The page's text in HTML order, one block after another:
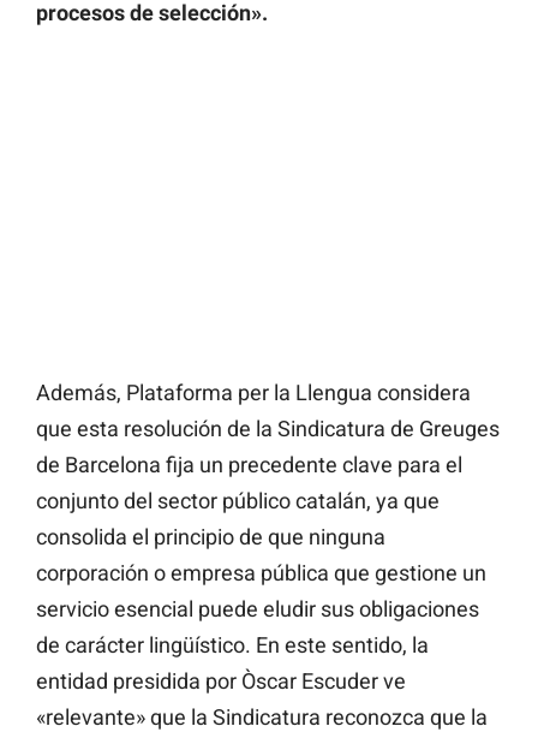
procesos de selección».
Además, Plataforma per la Llengua considera
que esta resolución de la Sindicatura de Greuges
de Barcelona fija un precedente clave para el
conjunto del sector público catalán, ya que
consolida el principio de que ninguna
corporación o empresa pública que gestione un
servicio esencial puede eludir sus obligaciones
de carácter lingüístico. En este sentido, la
entidad presidida por Òscar Escuder ve
«relevante» que la Sindicatura reconozca que la